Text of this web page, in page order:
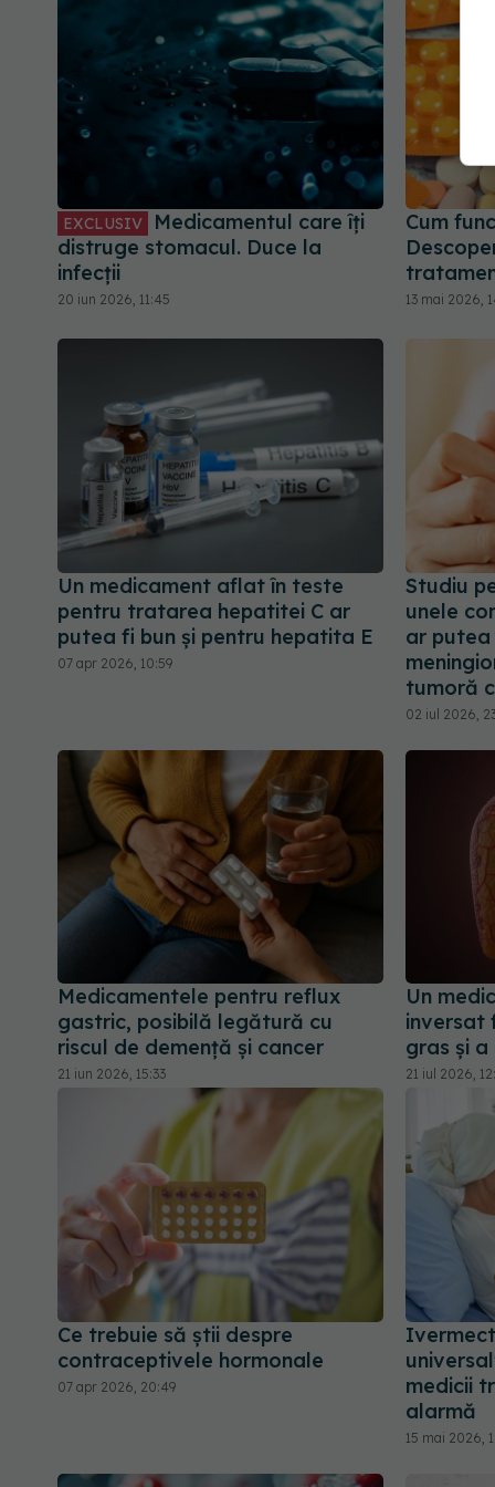
EXCLUSIV
Medicamentul care îți
distruge stomacul. Duce la
infecții
20 iun 2026, 11:45
Cum
13 mai 2026,
Un medicament aflat în teste
pentru tratarea hepatitei C ar
putea fi bun și pentru hepatita E
07 apr 2026, 10:59
Studiu
unele
ar putea
tumoră
02 iul 2026,
Medicamentele pentru reflux
gastric, posibilă legătură cu
riscul de demență și cancer
21 iun 2026, 15:33
Un
inversat
gras și
21 iul 2026,
Ce trebuie să știi despre
contraceptivele hormonale
07 apr 2026, 20:49
medicii
alarmă
15 mai 2026,